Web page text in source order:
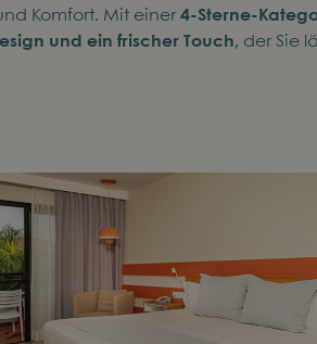
Komfort. Mit einer 4-Sterne-
und ein frischer Touch, der Sie